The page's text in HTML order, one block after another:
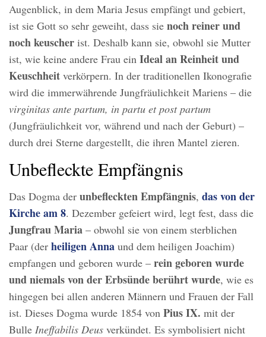
Augenblick, in dem Maria Jesus empfängt und gebiert,
ist sie Gott so sehr geweiht, dass sie noch reiner und
noch keuscher ist. Deshalb kann sie, obwohl sie Mutter
ist, wie keine andere Frau ein Ideal an Reinheit und
Keuschheit verkörpern. In der traditionellen Ikonografie
wird die immerwährende Jungfräulichkeit Mariens – die
virginitas ante partum, in partu et post partum
(Jungfräulichkeit vor, während und nach der Geburt) –
durch drei Sterne dargestellt, die ihren Mantel zieren.
Unbefleckte Empfängnis
Das Dogma der unbefleckten Empfängnis, das von der
Kirche am 8. Dezember gefeiert wird, legt fest, dass die
Jungfrau Maria – obwohl sie von einem sterblichen
Paar (der heiligen Anna und dem heiligen Joachim)
empfangen und geboren wurde – rein geboren wurde
und niemals von der Erbsünde berührt wurde, wie es
hingegen bei allen anderen Männern und Frauen der Fall
ist. Dieses Dogma wurde 1854 von Pius IX. mit der
Bulle Ineffabilis Deus verkündet. Es symbolisiert nicht